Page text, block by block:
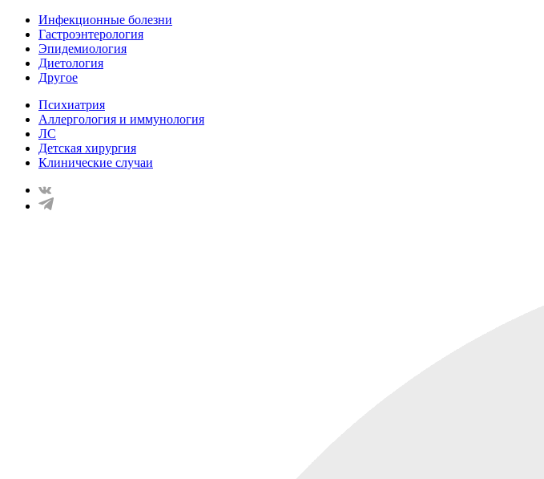
Инфекционные болезни
Гастроэнтерология
Эпидемиология
Диетология
Другое
Психиатрия
Аллергология и иммунология
ЛС
Детская хирургия
Клинические случаи